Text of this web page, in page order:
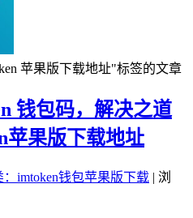
苹果版下载地址"标签的文章
钱包码，解决之道
苹果版下载地址
：imtoken钱包苹果版下载 | 浏